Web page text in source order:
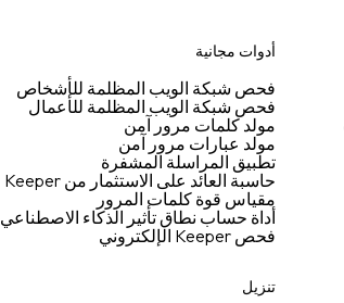
أدوات مجانية
فحص شبكة الويب المظلمة للأشخاص
فحص شبكة الويب المظلمة للأعمال
مولد كلمات مرور آمن
مولد عبارات مرور آمن
تطبيق المراسلة المشفرة
حاسبة العائد على الاستثمار من Keeper
مقياس قوة كلمات المرور
أداة حساب نطاق تأثير الذكاء الاصطناعي
فحص Keeper الإلكتروني
تنزيل